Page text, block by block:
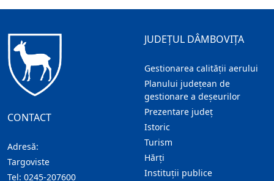
CONTACT
Adresă:
Targoviste
Tel: 0245-207600
JUDEȚUL DÂMBOVIȚA
Gestionarea calității aerului
Planului județean de
gestionare a deșeurilor
Prezentare judeţ
Istoric
Turism
Hărţi
Instituţii publice